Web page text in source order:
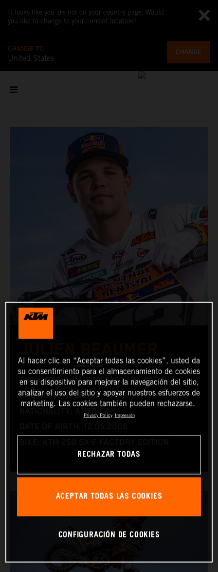
It looks like you are not on your country page. Would
you like to change to your current location?
CHANGE TO
United States
CHANGE
TEAM: RED BULL KTM FACTORY RACING
RACING NUMBER: 13
NATIONALITY: AMERICAN
Al hacer clic en “Aceptar todas las cookies”, usted da
su consentimiento para el almacenamiento de cookies
en su dispositivo para mejorar la navegación del sitio,
analizar el uso del sitio y apoyar nuestros esfuerzos de
marketing. Las cookies también pueden rechazarse.
Privacy Policy Impresión
RECHAZAR TODAS
ACEPTAR TODAS LAS COOKIES
CONFIGURACIÓN DE COOKIES